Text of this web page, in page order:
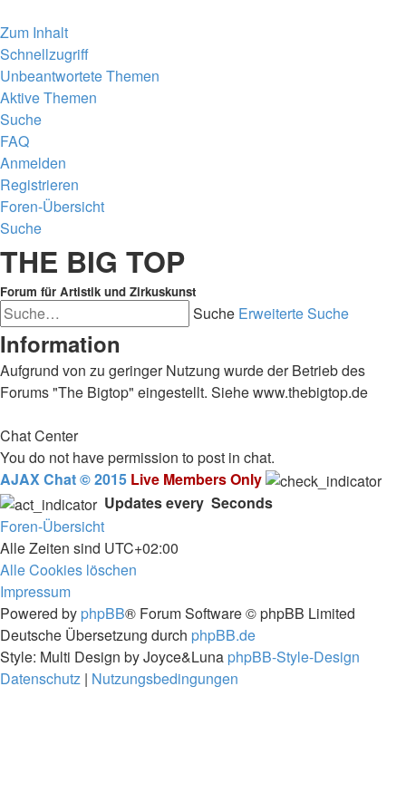
Zum Inhalt
Schnellzugriff
Unbeantwortete Themen
Aktive Themen
Suche
FAQ
Anmelden
Registrieren
Foren-Übersicht
Suche
THE BIG TOP
Forum für Artistik und Zirkuskunst
Suche Erweiterte Suche
Information
Aufgrund von zu geringer Nutzung wurde der Betrieb des
Forums "The Bigtop" eingestellt. Siehe www.thebigtop.de
Chat Center
You do not have permission to post in chat.
AJAX Chat © 2015 Live Members Only
Updates every Seconds
Foren-Übersicht
Alle Zeiten sind UTC+02:00
Alle Cookies löschen
Impressum
Powered by phpBB® Forum Software © phpBB Limited
Deutsche Übersetzung durch phpBB.de
Style: Multi Design by Joyce&Luna phpBB-Style-Design
Datenschutz | Nutzungsbedingungen